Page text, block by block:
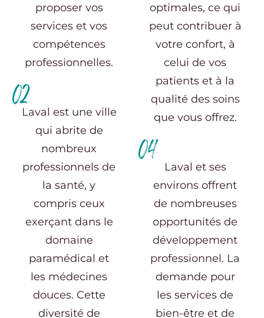
proposer vos
services et vos
compétences
professionnelles.
02Laval est une ville
qui abrite de
nombreux
professionnels de
la santé, y
compris ceux
exerçant dans le
domaine
paramédical et
les médecines
douces. Cette
diversité de
optimales, ce qui
peut contribuer à
votre confort, à
celui de vos
patients et à la
qualité des soins
que vous offrez.
04
Laval et ses
environs offrent
de nombreuses
opportunités de
développement
professionnel. La
demande pour
les services de
bien-être et de